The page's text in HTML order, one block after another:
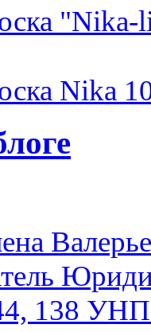
Nika
138 УНП